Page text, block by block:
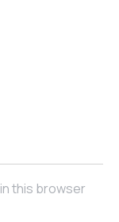
this browser